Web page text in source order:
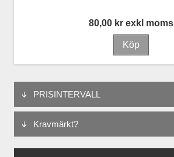
80,00 kr exkl moms
PRISINTERVALL
Kravmärkt?